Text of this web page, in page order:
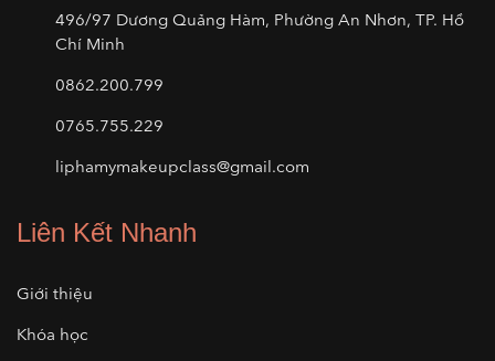
496/97 Dương Quảng Hàm, Phường An Nhơn, TP. Hồ
Chí Minh
0862.200.799
0765.755.229
liphamymakeupclass@gmail.com
Liên Kết Nhanh
Giới thiệu
Khóa học